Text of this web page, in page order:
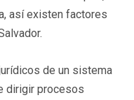
así existen factores
de un sistema
dirigir procesos